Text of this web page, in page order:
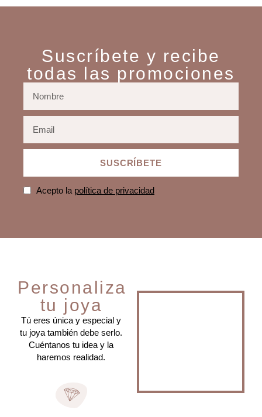
Suscríbete y recibe
todas las promociones
Acepto la política de privacidad
SUSCRÍBETE
Personaliza
tu joya
Tú eres única y especial y
tu joya también debe serlo.
Cuéntanos tu idea y la
haremos realidad.